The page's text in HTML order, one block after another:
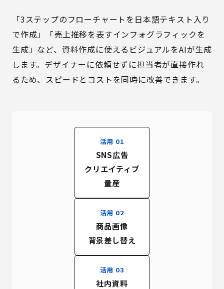
「3ステップのフローチャートを日本語テキスト入り
で作成」「売上推移を表すインフォグラフィックを
生成」など、資料作成に使えるビジュアルをAIが生成
します。デザイナーに依頼せずに担当者が直接作れ
るため、スピードとコストを同時に改善できます。
活用 01
SNS広告
クリエイティブ
量産
活用 02
商品画像
背景差し替え
活用 03
社内資料